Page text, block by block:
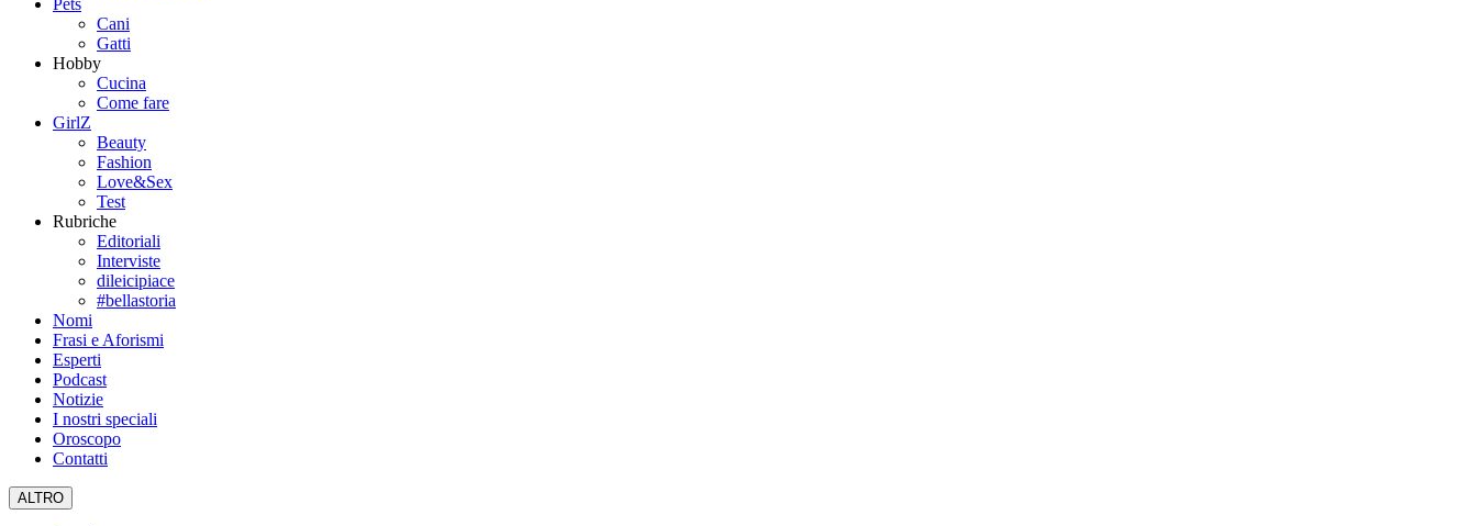
Pets
Cani
Gatti
Hobby
Cucina
Come fare
GirlZ
Beauty
Fashion
Love&Sex
Test
Rubriche
Editoriali
Interviste
dileicipiace
#bellastoria
Nomi
Frasi e Aforismi
Esperti
Podcast
Notizie
I nostri speciali
Oroscopo
Contatti
ALTRO